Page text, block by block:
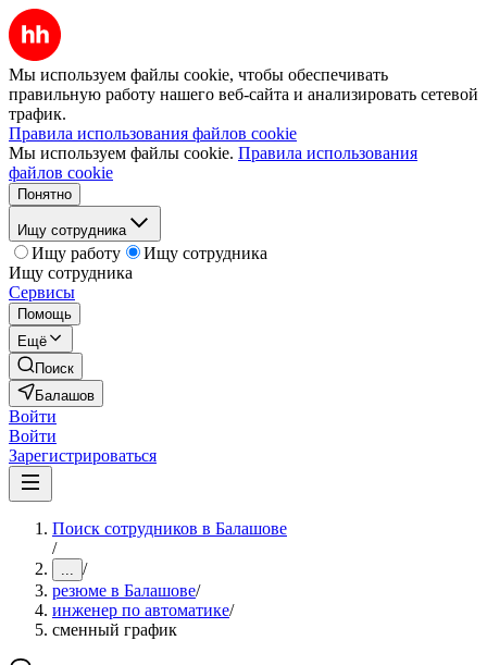
Мы используем файлы cookie, чтобы обеспечивать
правильную работу нашего веб-сайта и анализировать сетевой
трафик.
Правила использования файлов cookie
Мы используем файлы cookie. Правила использования
файлов cookie
Понятно
Ищу сотрудника
Ищу работу
Ищу сотрудника
Ищу сотрудника
Сервисы
Помощь
Ещё
Поиск
Балашов
Войти
Войти
Зарегистрироваться
Поиск сотрудников в Балашове
/
... /
резюме в Балашове/
инженер по автоматике/
сменный график